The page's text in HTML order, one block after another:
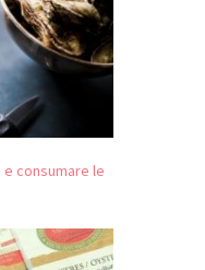
consumare le